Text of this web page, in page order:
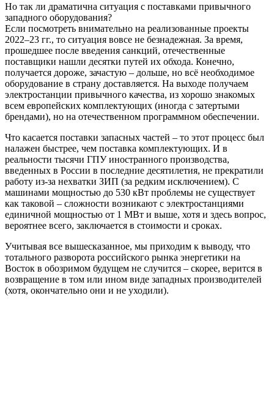
Но так ли драматична ситуация с поставками привычного
западного оборудования?
Если посмотреть внимательно на реализованные проекты
2022–23 гг., то ситуация вовсе не безнадежная. За время,
прошедшее после введения санкций, отечественные
поставщики нашли десятки путей их обхода. Конечно,
получается дороже, зачастую – дольше, но всё необходимое
оборудование в страну доставляется. На выходе получаем
электростанции привычного качества, из хорошо знакомых
всем европейских комплектующих (иногда с затертыми
брендами), но на отечественном программном обеспечении.
Что касается поставки запасных частей – то этот процесс был
налажен быстрее, чем поставка комплектующих. И в
реальности тысячи ГПУ иностранного производства,
введенных в России в последние десятилетия, не прекратили
работу из-за нехватки ЗИП (за редким исключением). С
машинами мощностью до 530 кВт проблемы не существует
как таковой – сложности возникают с электростанциями
единичной мощностью от 1 МВт и выше, хотя и здесь вопрос,
вероятнее всего, заключается в стоимости и сроках.
Учитывая все вышесказанное, мы приходим к выводу, что
тотального разворота российского рынка энергетики на
Восток в обозримом будущем не случится – скорее, верится в
возвращение в том или ином виде западных производителей
(хотя, окончательно они и не уходили).